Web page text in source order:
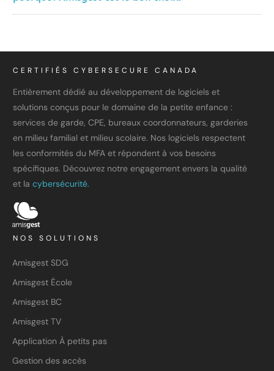
CERTIFIÉS CYBERSECURE CANADA
Entièrement dédié au développement de logiciels et
solutions conçus pour le domaine de la petite enfance :
services de garde, CPE, bureaux coordonnateurs, garderies
en milieu familial et milieu scolaire. Nos logiciels respectent
les conformités du MFA et répondent à vos besoins
spécifiques. Découvrez notre engagement envers la qualité
et la cybersécurité.
NOS SOLUTIONS
Amisgest SDG
Amisgest École
Amisgest BC
Amisgest TV
Application À petits pas
Gestion des accès